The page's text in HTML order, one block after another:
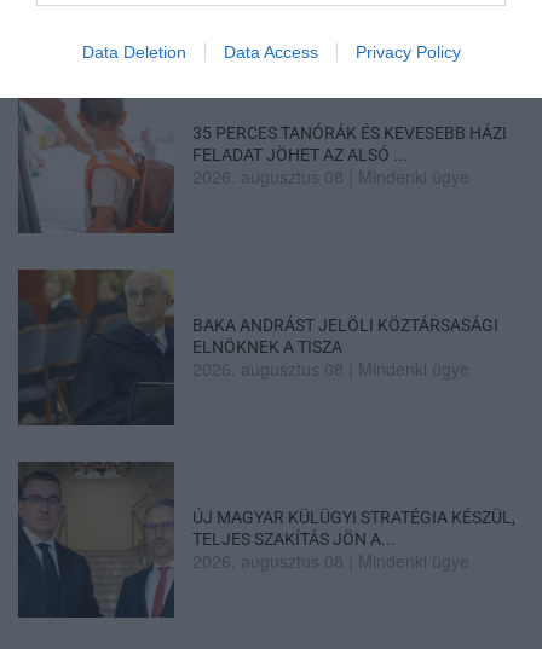
Data Deletion Data Access Privacy Policy
35 PERCES TANÓRÁK ÉS KEVESEBB HÁZI
FELADAT JÖHET AZ ALSÓ ...
2026. augusztus 08 Mindenki ügye
BAKA ANDRÁST JELÖLI KÖZTÁRSASÁGI
ELNÖKNEK A TISZA
2026. augusztus 08 Mindenki ügye
ÚJ MAGYAR KÜLÜGYI STRATÉGIA KÉSZÜL,
TELJES SZAKÍTÁS JÖN A...
2026. augusztus 08 Mindenki ügye